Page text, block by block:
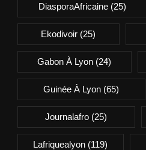
DiasporaAfricaine (25)
Ekodivoir (25)
Gabon À Lyon (24)
Guinée À Lyon (65)
Journalafro (25)
Lafriquealyon (119)